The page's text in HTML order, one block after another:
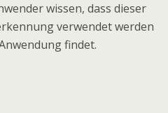
wissen, dass dieser
verwendet werden
findet.